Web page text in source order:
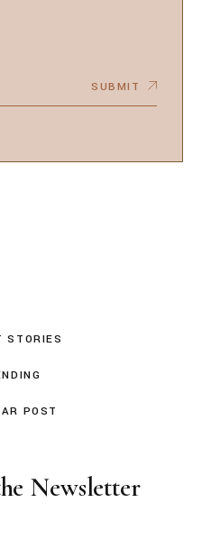
SUBMIT
STORIES
POST
Newsletter